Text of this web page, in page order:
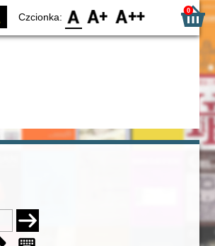
Czcionka: F0 F1 F2 0